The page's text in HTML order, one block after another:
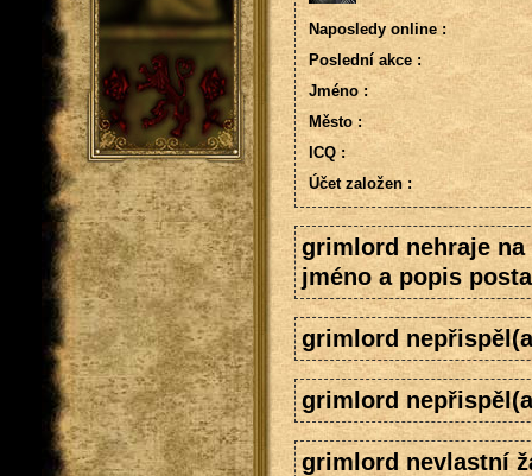
Naposledy online :
Poslední akce :
Jméno :
Město :
ICQ :
Účet založen :
grimlord nehraje na
jméno a popis
grimlord
grimlord
grimlord nevlastní